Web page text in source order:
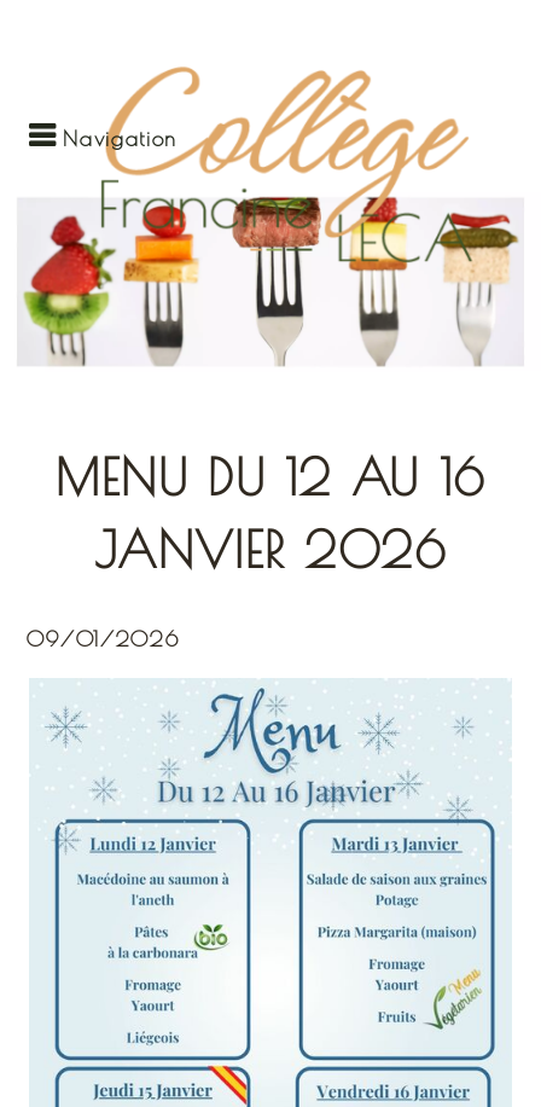
Navigation
MENU DU 12 AU 16
JANVIER 2026
09/01/2026